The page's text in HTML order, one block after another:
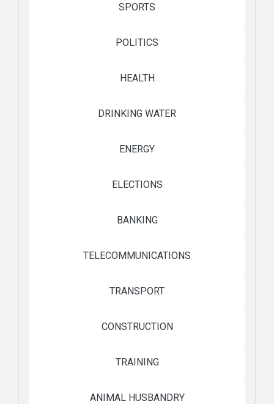
SPORTS
POLITICS
HEALTH
DRINKING WATER
ENERGY
ELECTIONS
BANKING
TELECOMMUNICATIONS
TRANSPORT
CONSTRUCTION
TRAINING
ANIMAL HUSBANDRY